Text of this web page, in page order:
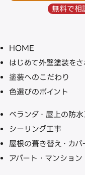
無料で相
HOME
はじめて外壁塗装を
塗装へのこだわり
色選びのポイント
ベランダ・屋上の防
シーリング工事
屋根の葺き替え・カバ
アパート・マンショ